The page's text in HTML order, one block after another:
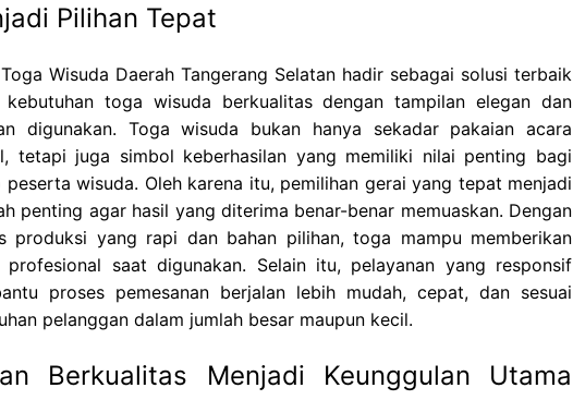
Pilihan Tepat
Wisuda Daerah Tangerang Selatan hadir sebagai solusi terbaik
kebutuhan toga wisuda berkualitas dengan tampilan elegan dan
digunakan. Toga wisuda bukan hanya sekadar pakaian acara
tetapi juga simbol keberhasilan yang memiliki nilai penting bagi
peserta wisuda. Oleh karena itu, pemilihan gerai yang tepat menjadi
penting agar hasil yang diterima benar-benar memuaskan. Dengan
produksi yang rapi dan bahan pilihan, toga mampu memberikan
profesional saat digunakan. Selain itu, pelayanan yang responsif
proses pemesanan berjalan lebih mudah, cepat, dan sesuai
pelanggan dalam jumlah besar maupun kecil.
Berkualitas Menjadi Keunggulan Utama